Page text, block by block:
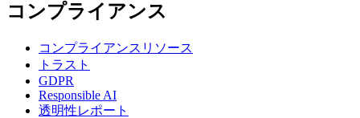
コンプライアンス
コンプライアンスリソース
トラスト
GDPR
Responsible AI
透明性レポート